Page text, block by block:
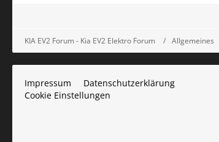
KIA EV2 Forum - Kia EV2 Elektro Forum Allgemeines
Impressum
Datenschutzerklärung
Cookie Einstellungen